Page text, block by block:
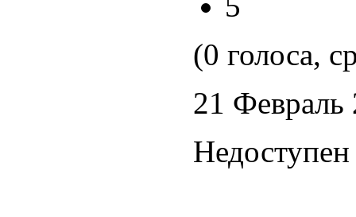
(0 голоса,
21 Февраль